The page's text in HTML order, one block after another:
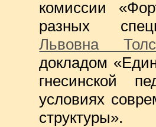
комиссии
разных
Львовна
докладом
гнесинской
условиях
структуры».